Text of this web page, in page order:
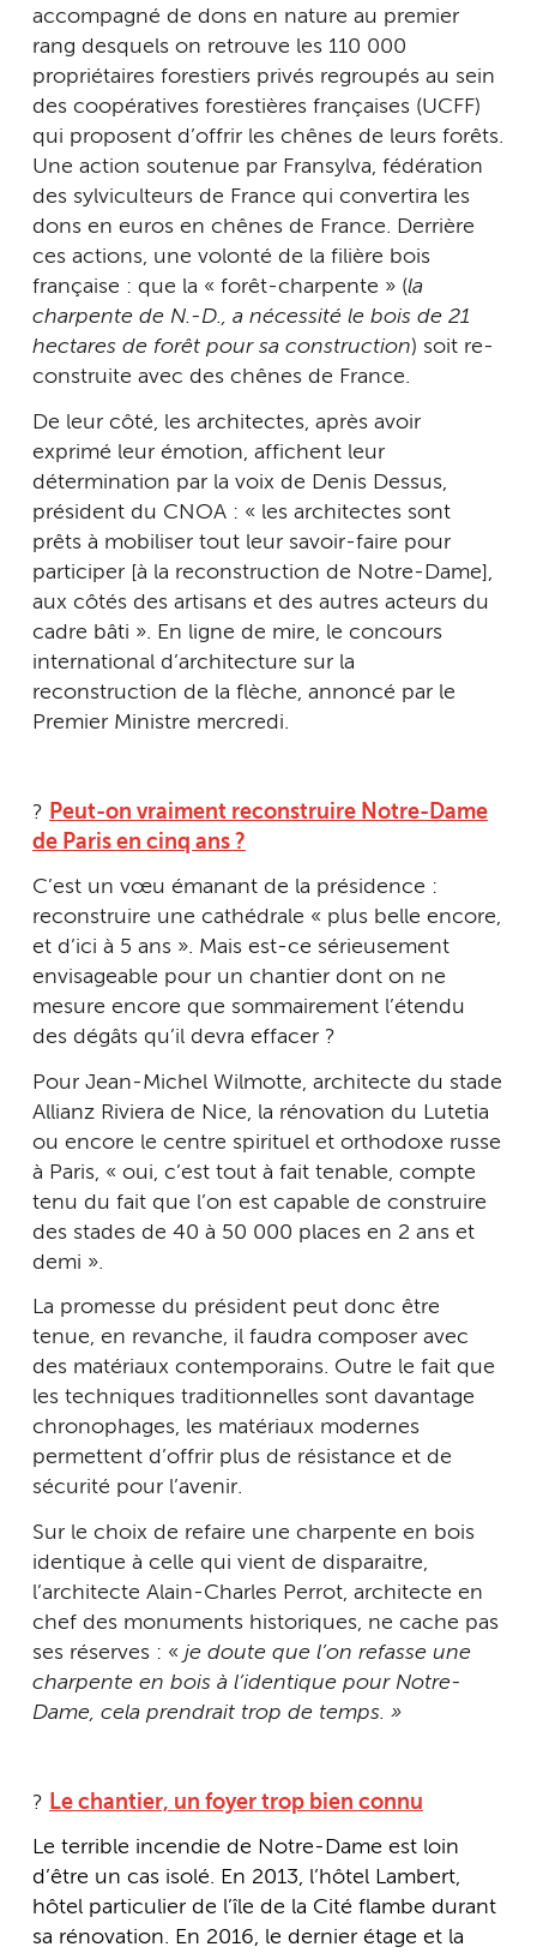
accompagné de dons en nature au premier
rang desquels on retrouve les 110 000
propriétaires forestiers privés regroupés au sein
des coopératives forestières françaises (UCFF)
qui proposent d’offrir les chênes de leurs forêts.
Une action soutenue par Fransylva, fédération
des sylviculteurs de France qui convertira les
dons en euros en chênes de France. Derrière
ces actions, une volonté de la filière bois
française : que la « forêt-charpente » (la
charpente de N.-D., a nécessité le bois de 21
hectares de forêt pour sa construction) soit re-
construite avec des chênes de France.
De leur côté, les architectes, après avoir
exprimé leur émotion, affichent leur
détermination par la voix de Denis Dessus,
président du CNOA : « les architectes sont
prêts à mobiliser tout leur savoir-faire pour
participer [à la reconstruction de Notre-Dame],
aux côtés des artisans et des autres acteurs du
cadre bâti ». En ligne de mire, le concours
international d’architecture sur la
reconstruction de la flèche, annoncé par le
Premier Ministre mercredi.
? Peut-on vraiment reconstruire Notre-Dame
de Paris en cinq ans ?
C’est un vœu émanant de la présidence :
reconstruire une cathédrale « plus belle encore,
et d’ici à 5 ans ». Mais est-ce sérieusement
envisageable pour un chantier dont on ne
mesure encore que sommairement l’étendu
des dégâts qu’il devra effacer ?
Pour Jean-Michel Wilmotte, architecte du stade
Allianz Riviera de Nice, la rénovation du Lutetia
ou encore le centre spirituel et orthodoxe russe
à Paris, « oui, c’est tout à fait tenable, compte
tenu du fait que l’on est capable de construire
des stades de 40 à 50 000 places en 2 ans et
demi ».
La promesse du président peut donc être
tenue, en revanche, il faudra composer avec
des matériaux contemporains. Outre le fait que
les techniques traditionnelles sont davantage
chronophages, les matériaux modernes
permettent d’offrir plus de résistance et de
sécurité pour l’avenir.
Sur le choix de refaire une charpente en bois
identique à celle qui vient de disparaitre,
l’architecte Alain-Charles Perrot, architecte en
chef des monuments historiques, ne cache pas
ses réserves : « je doute que l’on refasse une
charpente en bois à l’identique pour Notre-
Dame, cela prendrait trop de temps. »
? Le chantier, un foyer trop bien connu
Le terrible incendie de Notre-Dame est loin
d’être un cas isolé. En 2013, l’hôtel Lambert,
hôtel particulier de l’île de la Cité flambe durant
sa rénovation. En 2016, le dernier étage et la